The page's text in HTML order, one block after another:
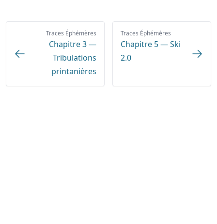
Traces Éphémères
Chapitre 3 —
Tribulations
printanières
Traces Éphémères
Chapitre 5 — Ski
2.0